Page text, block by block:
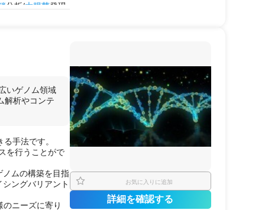
分析/大腸菌発現
使用
いゲノム領域
解析やコンテ
手法です。
を行うことがで
ノムの構築を目指
ングバリアント
ニーズに寄り
お気に入りに追加
詳細を確認する